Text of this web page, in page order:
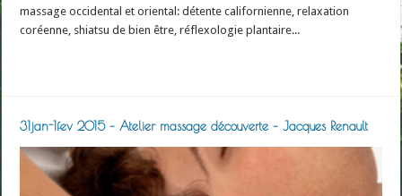
massage occidental et oriental: détente californienne, relaxation
coréenne, shiatsu de bien être, réflexologie plantaire...
31jan-1fev 2015 – Atelier massage découverte – Jacques Renault